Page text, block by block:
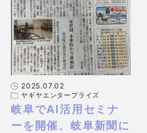
2025.07.02
ヤギヤエンタープライズ
岐阜でAI活用セミナ
ーを開催、岐阜新聞に